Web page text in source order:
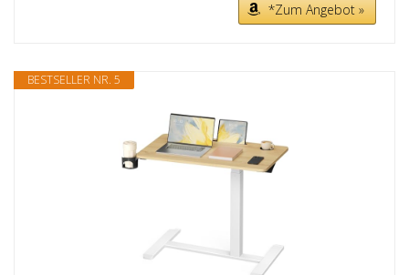
*Zum Angebot »
BESTSELLER NR. 5